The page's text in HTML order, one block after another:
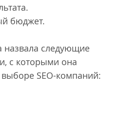
бюджет.
назвала следующие
с которыми она
SEO-компаний: